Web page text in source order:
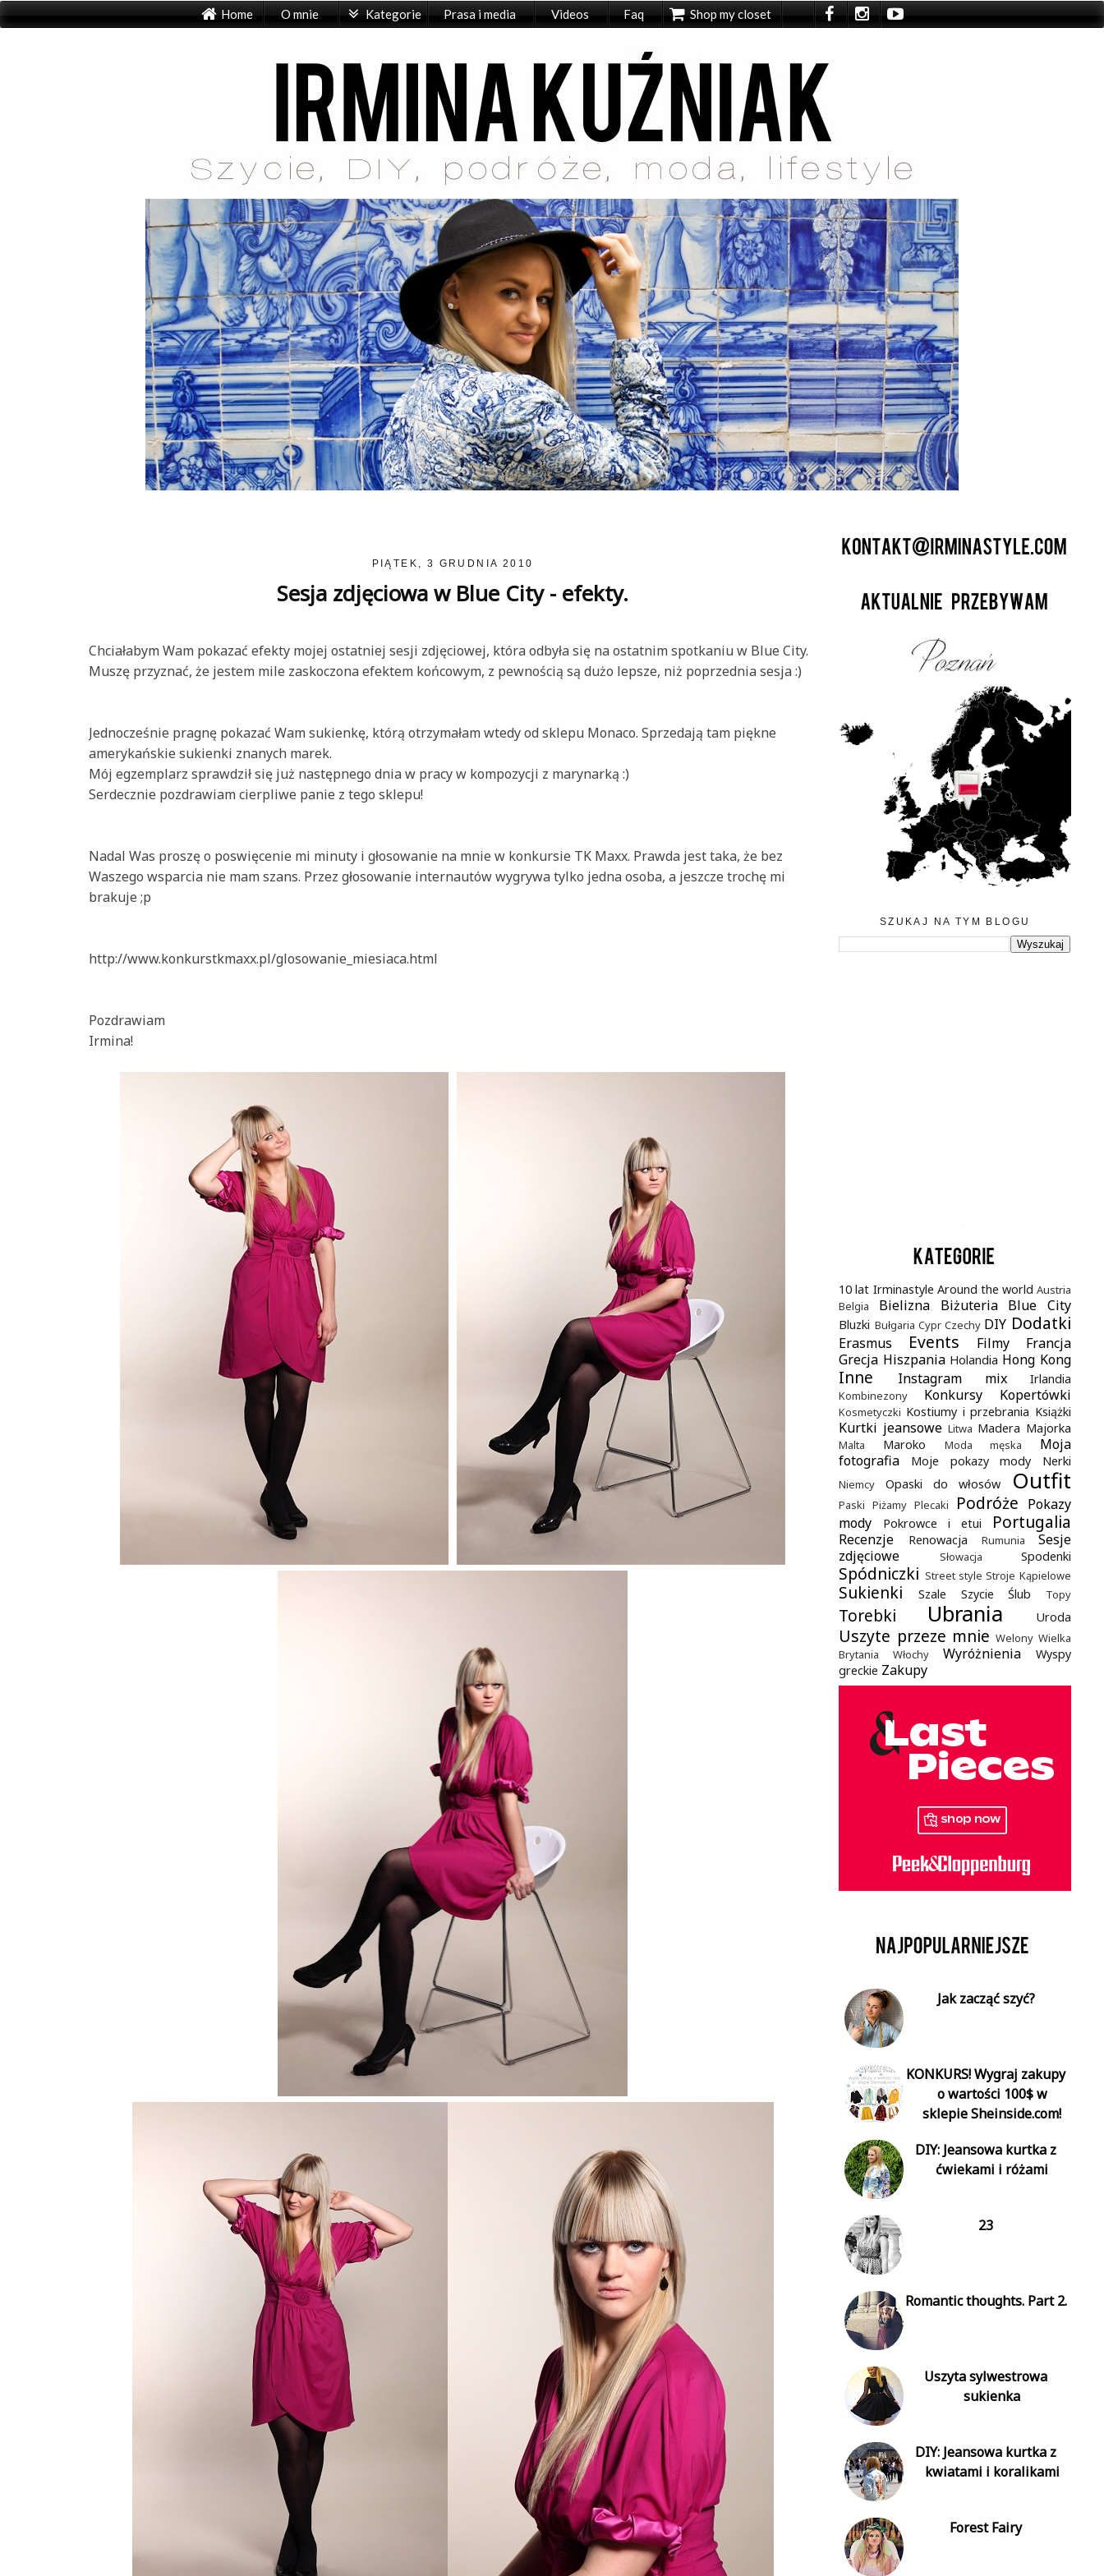
Home O mnie Kategorie Prasa i media Videos Faq Shop my closet
PIĄTEK, 3 GRUDNIA 2010
Sesja zdjęciowa w Blue City - efekty.
Chciałabym Wam pokazać efekty mojej ostatniej sesji zdjęciowej, która odbyła się na ostatnim spotkaniu w Blue City.
Muszę przyznać, że jestem mile zaskoczona efektem końcowym, z pewnością są dużo lepsze, niż poprzednia sesja :)
Jednocześnie pragnę pokazać Wam sukienkę, którą otrzymałam wtedy od sklepu Monaco. Sprzedają tam piękne
amerykańskie sukienki znanych marek.
Mój egzemplarz sprawdził się już następnego dnia w pracy w kompozycji z marynarką :)
Serdecznie pozdrawiam cierpliwe panie z tego sklepu!
Nadal Was proszę o poswięcenie mi minuty i głosowanie na mnie w konkursie TK Maxx. Prawda jest taka, że bez
Waszego wsparcia nie mam szans. Przez głosowanie internautów wygrywa tylko jedna osoba, a jeszcze trochę mi
brakuje ;p
http://www.konkurstkmaxx.pl/glosowanie_miesiaca.html
Pozdrawiam
Irmina!
SZUKAJ NA TYM BLOGU
.
10 lat Irminastyle Around the world Austria
Belgia
Bielizna Biżuteria Blue City
Bluzki Bułgaria Cypr Czechy DIY Dodatki
Erasmus Events Filmy
Francja
Grecja Hiszpania Holandia Hong Kong
Inne Instagram mix Irlandia
Kombinezony Konkursy Kopertówki
Kosmetyczki Kostiumy i przebrania Książki
Kurtki jeansowe Litwa Madera Majorka
Malta Maroko Moda męska
Moja
fotografia
Moje pokazy mody Nerki
Niemcy Opaski do włosów Outfit
Paski Piżamy Plecaki Podróże Pokazy
mody
Pokrowce i etui Portugalia
Recenzje Renowacja Rumunia
Sesje
zdjęciowe
Słowacja Spodenki
Spódniczki Street style Stroje Kąpielowe
Sukienki Szale Szycie Ślub Topy
Torebki Ubrania Uroda
Uszyte przeze mnie Welony Wielka
Brytania
Włochy Wyróżnienia
Wyspy
greckie Zakupy
Jak zacząć szyć?
KONKURS! Wygraj zakupy
o wartości 100$ w
sklepie Sheinside.com!
DIY: Jeansowa kurtka z
ćwiekami i różami
23
Romantic thoughts. Part 2.
Uszyta sylwestrowa
sukienka
DIY: Jeansowa kurtka z
kwiatami i koralikami
Forest Fairy